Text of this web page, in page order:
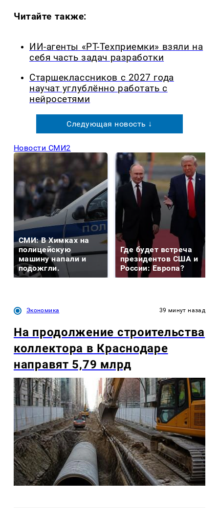
Читайте также:
ИИ-агенты «РТ-Техприемки» взяли на
себя часть задач разработки
Старшеклассников с 2027 года
научат углублённо работать с
нейросетями
Следующая новость ↓
Новости СМИ2
СМИ: В Химках на
полицейскую
машину напали и
подожгли.
Где будет встреча
президентов США и
России: Европа?
Экономика 39 минут назад
На продолжение строительства
коллектора в Краснодаре
направят 5,79 млрд